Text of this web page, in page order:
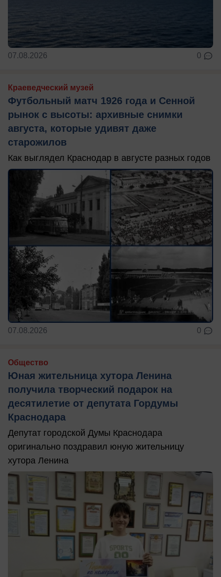
07.08.2026 0
Краеведческий музей
Футбольный матч 1926 года и Сенной
рынок с высоты: архивные снимки
августа, которые удивят даже
старожилов
Как выглядел Краснодар в августе разных годов
07.08.2026 0
Общество
Юная жительница хутора Ленина
получила творческий подарок на
десятилетие от депутата Гордумы
Краснодара
Депутат городской Думы Краснодара
оригинально поздравил юную жительницу
хутора Ленина